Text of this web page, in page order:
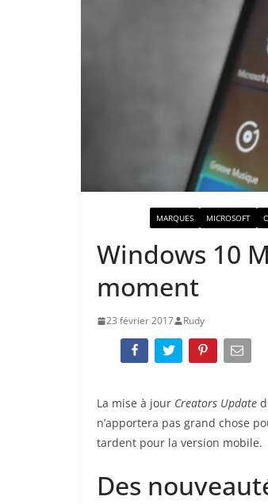
MARQUES MICROSOFT
Windows 10
moment
23 février 2017 Rudy
La mise à jour Creators Update
n’apportera pas grand chose
tardent pour la version mobile.
Des